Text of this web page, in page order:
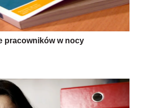
pracowników w nocy